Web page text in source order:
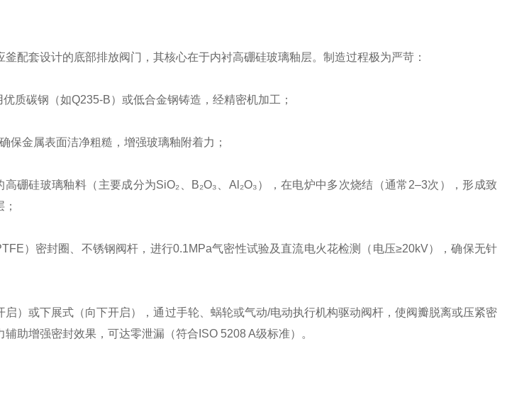
配套设计的底部排放阀门，其核心在于内衬高硼硅玻璃釉层。制造过程极为严苛：
质碳钢（如Q235-B）或低合金钢铸造，经精密机加工；
保金属表面洁净粗糙，增强玻璃釉附着力；
硼硅玻璃釉料（主要成分为SiO₂、B₂O₃、Al₂O₃），在电炉中多次烧结（通常2–3次），形成致
）密封圈、不锈钢阀杆，进行0.1MPa气密性试验及直流电火花检测（电压≥20kV），确保无针
）或下展式（向下开启），通过手轮、蜗轮或气动/电动执行机构驱动阀杆，使阀瓣脱离或压紧密
助增强密封效果，可达零泄漏（符合ISO 5208 A级标准）。